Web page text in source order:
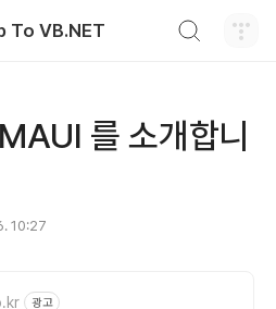
To VB.NET
를 소개합니
10:27
광고